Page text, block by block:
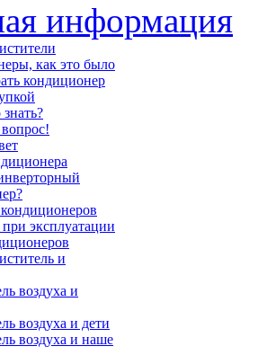
информация
как это было
кондиционер
эксплуатации
и
воздуха и
воздуха и дети
воздуха и наше